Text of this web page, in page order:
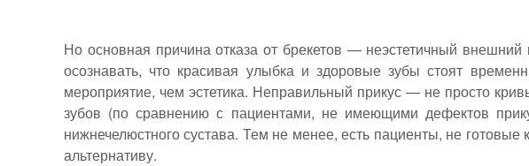
Но основная причина отказа от брекетов — неэстетичный
осознавать, что красивая улыбка и здоровые зубы стоят
мероприятие, чем эстетика. Неправильный прикус — не просто
зубов (по сравнению с пациентами, не имеющими дефектов
нижнечелюстного сустава. Тем не менее, есть пациенты, не
альтернативу.